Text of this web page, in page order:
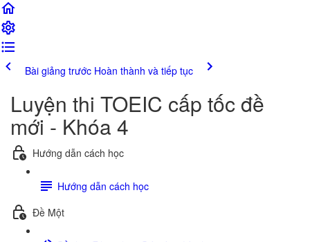
Bài giảng trước Hoàn thành và tiếp tục
Luyện thi TOEIC cấp tốc đề
mới - Khóa 4
Hướng dẫn cách học
Hướng dẫn cách học
Đề Một